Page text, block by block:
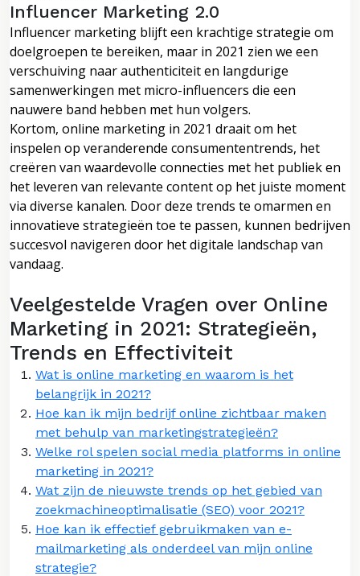
Influencer Marketing 2.0
Influencer marketing blijft een krachtige strategie om
doelgroepen te bereiken, maar in 2021 zien we een
verschuiving naar authenticiteit en langdurige
samenwerkingen met micro-influencers die een
nauwere band hebben met hun volgers.
Kortom, online marketing in 2021 draait om het
inspelen op veranderende consumententrends, het
creëren van waardevolle connecties met het publiek en
het leveren van relevante content op het juiste moment
via diverse kanalen. Door deze trends te omarmen en
innovatieve strategieën toe te passen, kunnen bedrijven
succesvol navigeren door het digitale landschap van
vandaag.
Veelgestelde Vragen over Online
Marketing in 2021: Strategieën,
Trends en Effectiviteit
Wat is online marketing en waarom is het
belangrijk in 2021?
Hoe kan ik mijn bedrijf online zichtbaar maken
met behulp van marketingstrategieën?
Welke rol spelen social media platforms in online
marketing in 2021?
Wat zijn de nieuwste trends op het gebied van
zoekmachineoptimalisatie (SEO) voor 2021?
Hoe kan ik effectief gebruikmaken van e-
mailmarketing als onderdeel van mijn online
strategie?